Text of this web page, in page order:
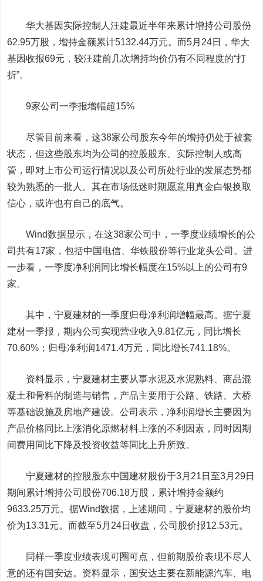
华大基因 实际控制人汪建最近半年来累计增持公司股份
62.95万股，增持金额累计5132.44万元。而5月24日，华大
基因收报69元，较汪建前几次增持均价仍有不同程度的“打
折”。
9家公司一季报增幅超15%
尽管目前来看，这38家公司股东今年的增持仍处于被套
状态，但这些股东均为公司的控股股东、实际控制人或高
管，即对上市公司运行情况以及公司所处行业的发展态势都
较为熟悉的一批人。其在市场低迷时期愿意用真金白银换取
信心，或许也有自己的底气。
Wind数据显示，在这38家公司中，一季度业绩增长的公
司共有17家，包括中国电信 、华铁股份等行业龙头公司。进
一步看，一季度净利润同比增长幅度在15%以上的公司有9
家。
其中，宁夏建材的一季度归母净利润增幅最高。据宁夏
建材一季报，期内公司实现营业收入9.81亿元，同比增长
70.60%；归母净利润1471.4万元，同比增长741.18%。
资料显示，宁夏建材主要从事水泥及水泥熟料、商品混
凝土和骨料的制造与销售，产品主要用于公路、铁路、大桥
等基础设施及房地产建设。公司表示，净利润增长主要因为
产品价格同比上涨消化原燃材料上涨的不利因素，同时因期
间费用同比下降及投资收益等同比上升所致。
宁夏建材的控股股东中国建材股份于3月21日至3月29日
期间累计增持公司股份706.18万股，累计增持金额约
9633.25万元。据Wind数据，上述期间，宁夏建材的股价均
价为13.31元。而截至5月24日收盘，公司股价报12.53元。
同样一季度业绩表现可圈可点，但前期股价表现不尽人
意的还有国安达。资料显示，国安达主要在新能源汽车、电